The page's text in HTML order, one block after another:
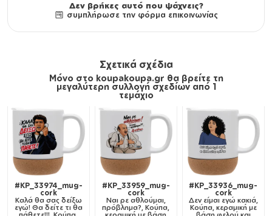
Δεν βρήκες αυτό που ψάχνεις?
συμπλήρωσε την φόρμα επικοινωνίας
Σχετικά σχέδια
Μόνο στο koupakoupa.gr θα βρείτε τη
μεγαλύτερη συλλογή σχεδίων από 1
τεμάχιο
#KP_33974_mug-
cork
Καλά θα σας δείξω
εγώ! Θα δείτε τι θα
#KP_33959_mug-
cork
Ναι ρε αθλούμαι,
πρόβλημα?, Κούπα,
#KP_33936_mug-
cork
Δεν είμαι εγώ κακιά,
Κούπα, κεραμική με